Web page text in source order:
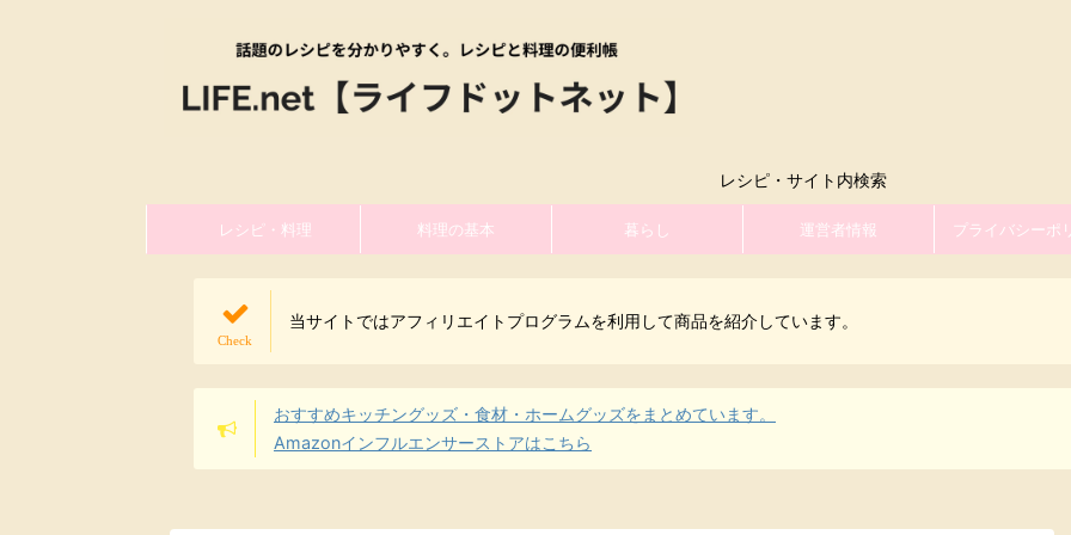
レシピ・サイト内検索
レシピ・料理 料理の基本 暮らし 運営者情報 プライバシーポ
当サイトではアフィリエイトプログラムを利用して商品を紹介しています。
おすすめキッチングッズ・食材・ホームグッズをまとめています。
Amazonインフルエンサーストアはこちら